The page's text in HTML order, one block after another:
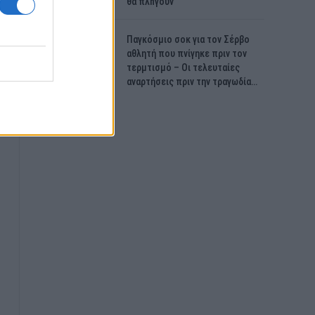
Παγκόσμιο σοκ για τον Σέρβο
αθλητή που πνίγηκε πριν τον
τερμτισμό – Οι τελευταίες
αναρτήσεις πριν την τραγωδία…